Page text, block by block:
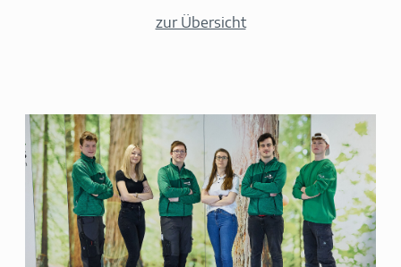
zur Übersicht